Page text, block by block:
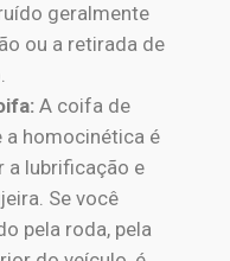
geralmente
ou a retirada de
A coifa de
a homocinética é
a lubrificação e
Se você
pela roda, pela